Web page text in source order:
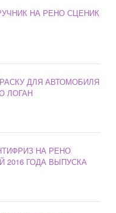
НА РЕНО СЦЕНИК
ДЛЯ АВТОМОБИЛЯ
ЛОГАН
НА РЕНО
2016 ГОДА ВЫПУСКА